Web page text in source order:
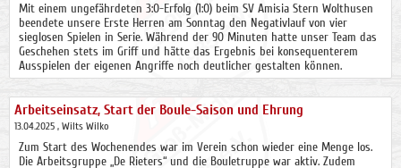
Mit einem ungefährdeten 3:0-Erfolg (1:0) beim SV Amisia Stern Wolthusen
beendete unsere Erste Herren am Sonntag den Negativlauf von vier
sieglosen Spielen in Serie. Während der 90 Minuten hatte unser Team das
Geschehen stets im Griff und hätte das Ergebnis bei konsequenterem
Ausspielen der eigenen Angriffe noch deutlicher gestalten können.
Arbeitseinsatz, Start der Boule-Saison und Ehrung
13.04.2025 , Wilts Wilko
Zum Start des Wochenendes war im Verein schon wieder eine Menge los.
Die Arbeitsgruppe „De Rieters“ und die Bouletruppe war aktiv. Zudem